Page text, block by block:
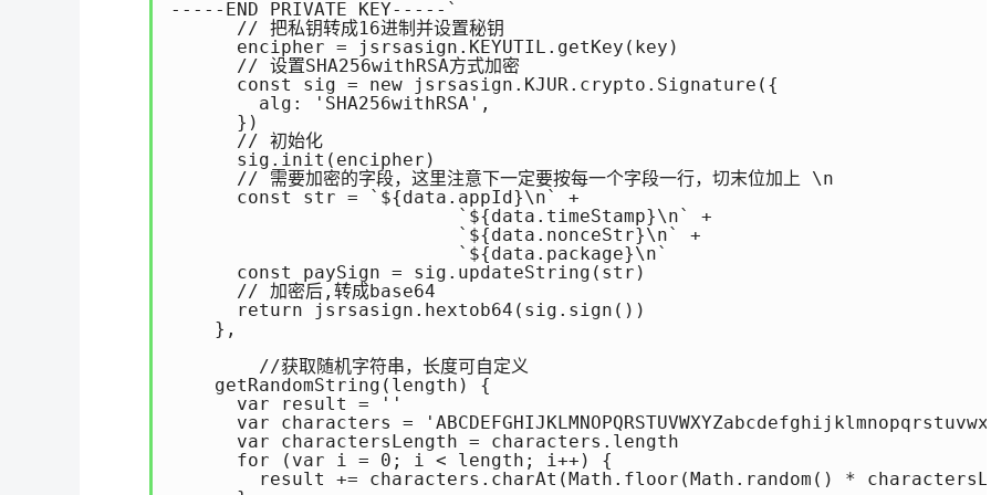
-----END PRIVATE KEY-----`
      // 把私钥转成16进制并设置秘钥
      encipher = jsrsasign.KEYUTIL.getKey(key)
      // 设置SHA256withRSA方式加密
      const sig = new jsrsasign.KJUR.crypto.Signature({
        alg: 'SHA256withRSA',
      })
      // 初始化
      sig.init(encipher)
      // 需要加密的字段，这里注意下一定要按每一个字段一行，切末位加上 \n
      const str = `${data.appId}\n` +
      const paySign = sig.updateString(str)
      // 加密后,转成base64
      return jsrsasign.hextob64(sig.sign())
    },
    getRandomString(length) {
      var result = ''
var characters =
      var charactersLength = characters.length
      for (var i = 0; i < length; i++) {
result += characters.charAt(Math.floor(Math.random() *